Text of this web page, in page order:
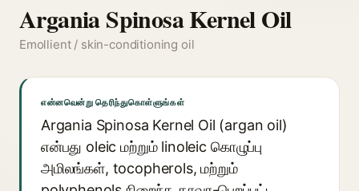
Argania Spinosa Kernel Oil
Emollient / skin-conditioning oil
என்னவென்று தெரிந்துகொள்ளுங்கள்
Argania Spinosa Kernel Oil (argan oil)
என்பது oleic மற்றும் linoleic கொழுப்பு
அமிலங்கள், tocopherols, மற்றும்